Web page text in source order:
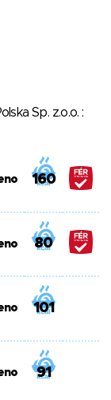
Sp. z.o.o. :
160
80
101
91